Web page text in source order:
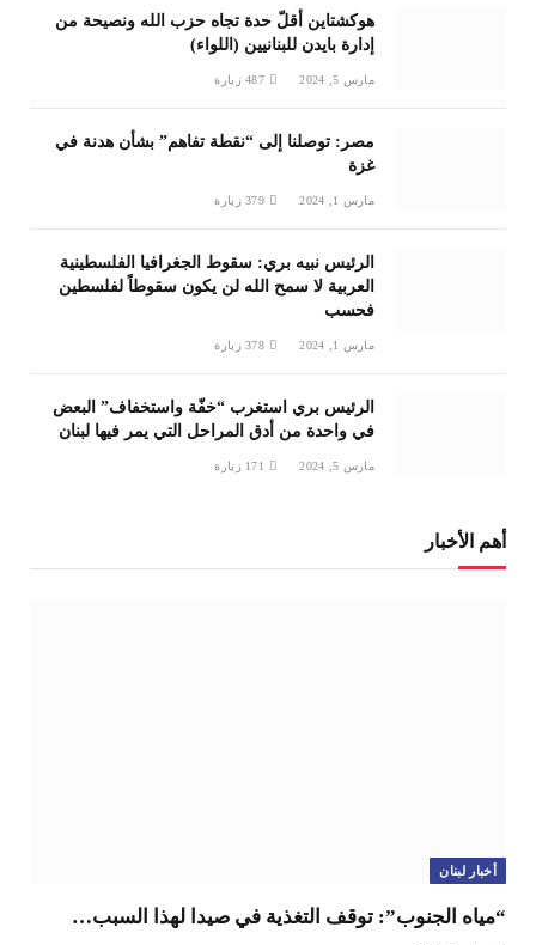
هوكشتاين أقلّ حدة تجاه حزب الله ونصيحة من
إدارة بايدن للبنانيين (اللواء)
مارس 5, 2024 487 زيارة
مصر: توصلنا إلى “نقطة تفاهم” بشأن هدنة في
غزة
مارس 1, 2024 379 زيارة
الرئيس نبيه بري: سقوط الجغرافيا الفلسطينية
العربية لا سمح الله لن يكون سقوطاً لفلسطين
فحسب
مارس 1, 2024 378 زيارة
الرئيس بري استغرب “خفّة واستخفاف” البعض
في واحدة من أدق المراحل التي يمر فيها لبنان
مارس 5, 2024 171 زيارة
أهم الأخبار
أخبار لبنان
“مياه الجنوب”: توقف التغذية في صيدا لهذا السبب…